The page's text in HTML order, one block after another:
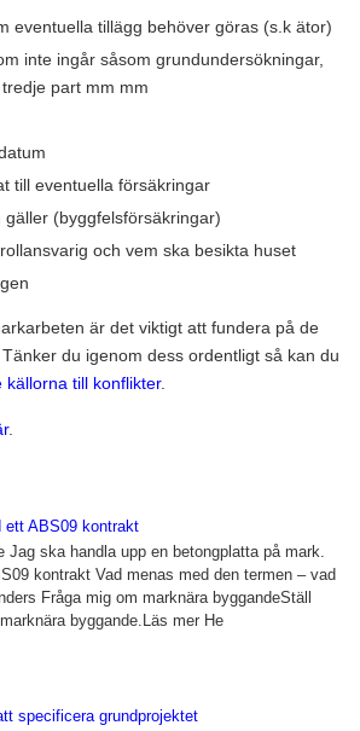
eventuella tillägg behöver göras (s.k ätor)
inte ingår såsom grundundersökningar,
part mm mm
till eventuella försäkringar
(byggfelsförsäkringar)
och vem ska besikta huset
är det viktigt att fundera på de
du igenom dess ordentligt så kan du
till konflikter.
.
ett ABS09 kontrakt
Jag ska handla upp en betongplatta på mark.
kontrakt Vad menas med den termen – vad
Fråga mig om marknära byggandeStäll
byggande.Läs mer He
specificera grundprojektet